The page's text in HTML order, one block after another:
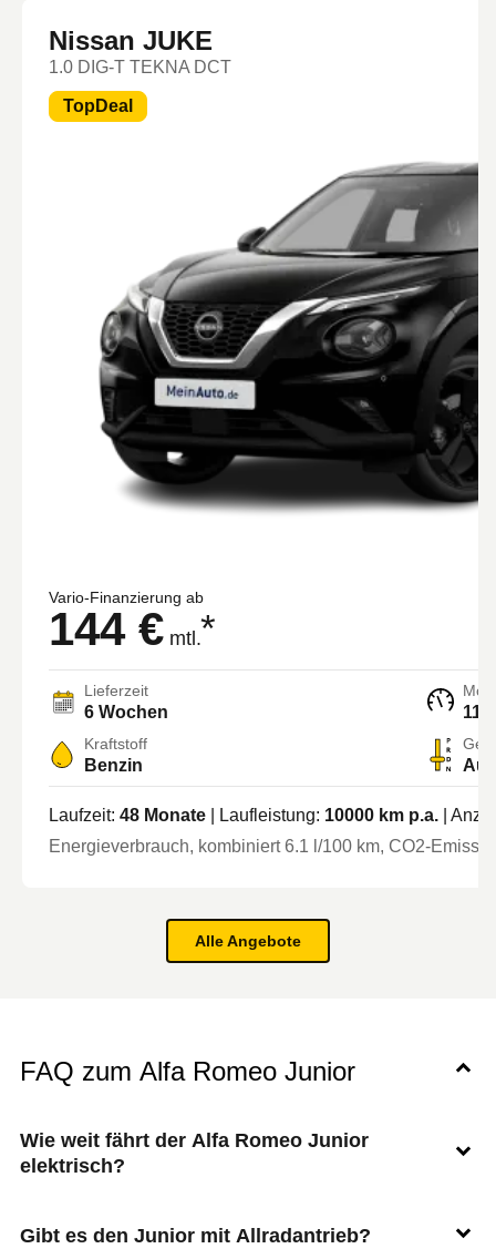
Nissan JUKE
1.0 DIG-T TEKNA DCT
TopDeal
Vario-Finanzierung ab
144 € mtl.*
Lieferzeit
6 Wochen 114
Kraftstoff
Benzin
Laufzeit: 48 Monate | Laufleistung: 10000 km p.a.
|
Energieverbrauch, kombiniert6.1 l/100 km, CO2-
Alle Angebote
FAQ zum Alfa Romeo Junior
Wie weit fährt der Alfa Romeo Junior
elektrisch?
Gibt es den Junior mit Allradantrieb?